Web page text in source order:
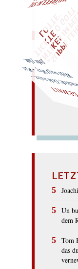
„
S
U
P
P
E
L
E
H
M
A
N
T
I
K
E
S
I
M
P
E
L
ZT
I
C
K
T
E
O
G
OT
T
L
O
T
T
E
"
wackelt; Geld
Welt wagt Weg. – Wahl geht glatt.
Un
dem
Tom
das